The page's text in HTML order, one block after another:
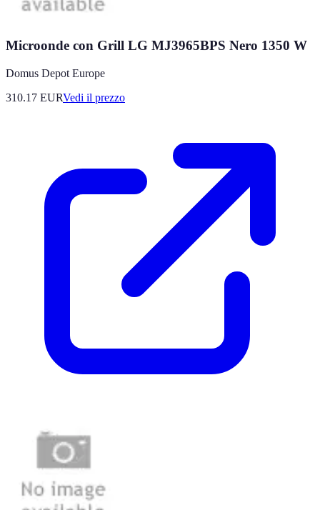
Microonde con Grill LG MJ3965BPS Nero 1350 W
Domus Depot Europe
310.17 EURVedi il prezzo